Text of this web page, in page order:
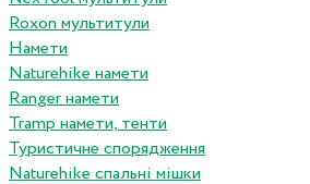
Roxon мультитули
Намети
Naturehike намети
Ranger намети
Tramp намети, тенти
Туристичне спорядження
Naturehike спальні мішки